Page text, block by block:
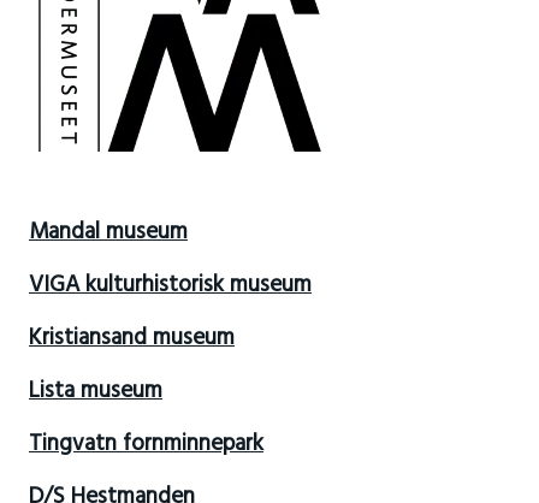
Mandal museum
VIGA kulturhistorisk museum
Kristiansand museum
Lista museum
Tingvatn fornminnepark